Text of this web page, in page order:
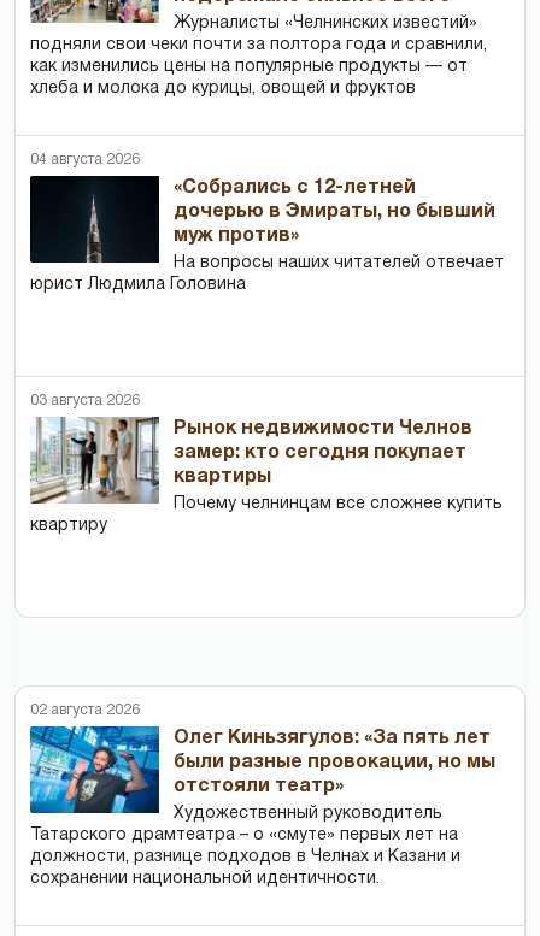
Журналисты «Челнинских известий»
подняли свои чеки почти за полтора года и сравнили,
как изменились цены на популярные продукты — от
хлеба и молока до курицы, овощей и фруктов
04 августа 2026
«Собрались с 12-летней
дочерью в Эмираты, но бывший
муж против»
На вопросы наших читателей отвечает
юрист Людмила Головина
03 августа 2026
Рынок недвижимости Челнов
замер: кто сегодня покупает
квартиры
Почему челнинцам все сложнее купить
квартиру
02 августа 2026
Олег Киньзягулов: «За пять лет
были разные провокации, но мы
отстояли театр»
Художественный руководитель
Татарского драмтеатра – о «смуте» первых лет на
должности, разнице подходов в Челнах и Казани и
сохранении национальной идентичности.